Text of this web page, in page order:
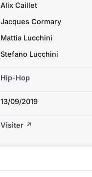
Alix Caillet
Jacques Cormary
Mattia Lucchini
Stefano Lucchini
Hip-Hop
13/09/2019
Visiter ↗